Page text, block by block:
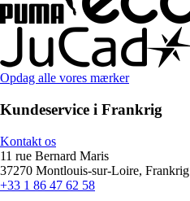
Opdag alle vores mærker
Kundeservice i Frankrig
Kontakt os
11 rue Bernard Maris
37270 Montlouis-sur-Loire, Frankrig
+33 1 86 47 62 58